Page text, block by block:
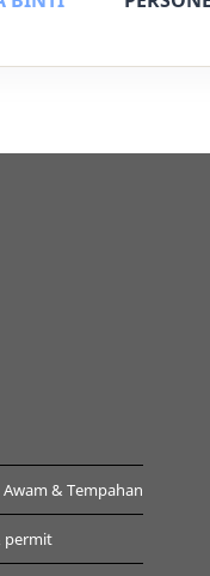
& Tempahan
permit